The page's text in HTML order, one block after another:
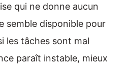
qui ne donne aucun
semble disponible pour
les tâches sont mal
paraît instable, mieux